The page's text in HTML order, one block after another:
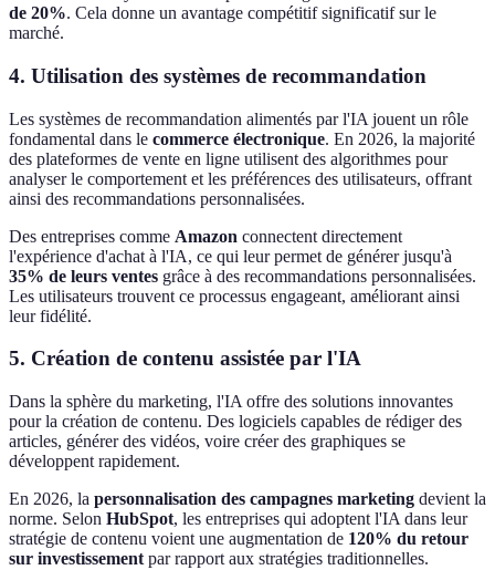
de 20%. Cela donne un avantage compétitif significatif sur le
marché.
4. Utilisation des systèmes de recommandation
Les systèmes de recommandation alimentés par l'IA jouent un rôle
fondamental dans le commerce électronique. En 2026, la majorité
des plateformes de vente en ligne utilisent des algorithmes pour
analyser le comportement et les préférences des utilisateurs, offrant
ainsi des recommandations personnalisées.
Des entreprises comme Amazon connectent directement
l'expérience d'achat à l'IA, ce qui leur permet de générer jusqu'à
35% de leurs ventes grâce à des recommandations personnalisées.
Les utilisateurs trouvent ce processus engageant, améliorant ainsi
leur fidélité.
5. Création de contenu assistée par l'IA
Dans la sphère du marketing, l'IA offre des solutions innovantes
pour la création de contenu. Des logiciels capables de rédiger des
articles, générer des vidéos, voire créer des graphiques se
développent rapidement.
En 2026, la personnalisation des campagnes marketing devient la
norme. Selon HubSpot, les entreprises qui adoptent l'IA dans leur
stratégie de contenu voient une augmentation de 120% du retour
sur investissement par rapport aux stratégies traditionnelles.